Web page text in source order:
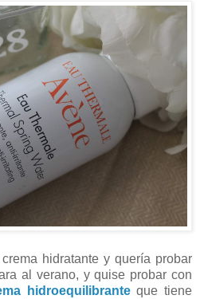
hidratante y quería probar
al verano, y quise probar con
hidroequilibranteque tiene